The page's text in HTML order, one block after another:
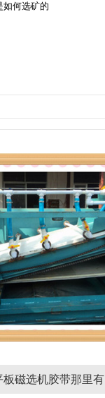
如何选矿的
板磁选机胶带那里有